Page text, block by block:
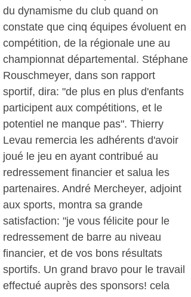
du dynamisme du club quand on
constate que cinq équipes évoluent en
compétition, de la régionale une au
championnat départemental. Stéphane
Rouschmeyer, dans son rapport
sportif, dira: "de plus en plus d'enfants
participent aux compétitions, et le
potentiel ne manque pas". Thierry
Levau remercia les adhérents d'avoir
joué le jeu en ayant contribué au
redressement financier et salua les
partenaires. André Mercheyer, adjoint
aux sports, montra sa grande
satisfaction: "je vous félicite pour le
redressement de barre au niveau
financier, et de vos bons résultats
sportifs. Un grand bravo pour le travail
effectué auprès des sponsors! cela